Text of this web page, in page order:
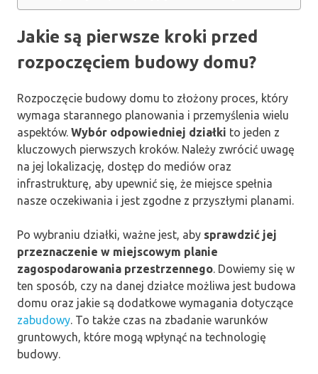
Jakie są pierwsze kroki przed
rozpoczęciem budowy domu?
Rozpoczęcie budowy domu to złożony proces, który
wymaga starannego planowania i przemyślenia wielu
aspektów. Wybór odpowiedniej działki to jeden z
kluczowych pierwszych kroków. Należy zwrócić uwagę
na jej lokalizację, dostęp do mediów oraz
infrastrukturę, aby upewnić się, że miejsce spełnia
nasze oczekiwania i jest zgodne z przyszłymi planami.
Po wybraniu działki, ważne jest, aby sprawdzić jej
przeznaczenie w miejscowym planie
zagospodarowania przestrzennego . Dowiemy się w
ten sposób, czy na danej działce możliwa jest budowa
domu oraz jakie są dodatkowe wymagania dotyczące
zabudowy . To także czas na zbadanie warunków
gruntowych, które mogą wpłynąć na technologię
budowy.